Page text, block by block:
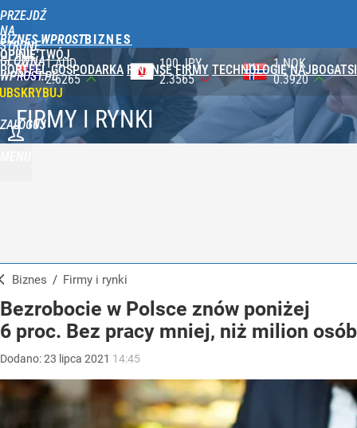
PRZEJDŹ
NA
STRONĘ
GŁÓWNĄ
WPROST.PL
BIZNES WPROST
OPINIE TWÓJ
PORTFEL GOSPODARKA FINANSE FIRMY TECHNOLOGIE NAJBOGATSI
ZALOGUJ
100 JPY
2.3565
1 NOK
0.3920
1 DKK
0.5753
FIRMY I RYNKI
Biznes / Firmy i rynki
Bezrobocie w Polsce znów poniżej
6 proc. Bez pracy mniej, niż milion osób
Dodano:23 lipca 2021 14:45